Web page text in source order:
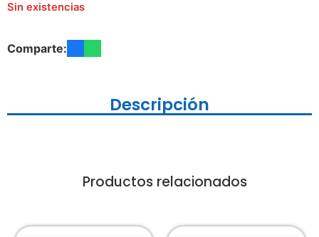
Sin existencias
Comparte:
Descripción
Productos relacionados